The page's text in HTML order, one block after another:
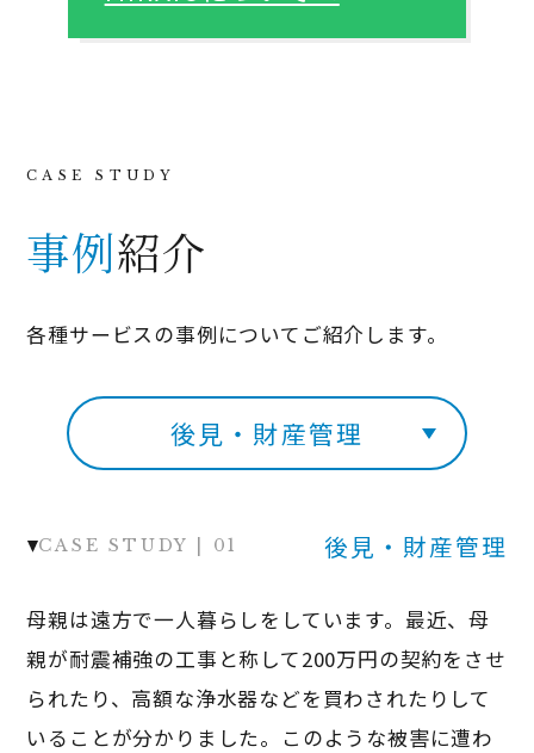
事例紹介
各種サービスの事例についてご紹介します。
後見・財産管理
後見・財産管理
母親は遠方で一人暮らしをしています。最近、母
親が耐震補強の工事と称して200万円の契約をさせ
られたり、高額な浄水器などを買わされたりして
いることが分かりました。このような被害に遭わ